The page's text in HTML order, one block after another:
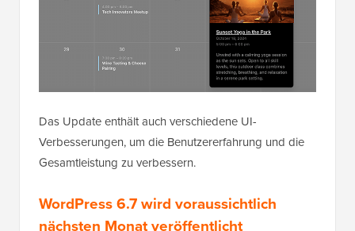
Das Update enthält auch verschiedene UI-
Verbesserungen, um die Benutzererfahrung und die
Gesamtleistung zu verbessern.
WordPress 6.7 wird voraussichtlich
nächsten Monat veröffentlicht